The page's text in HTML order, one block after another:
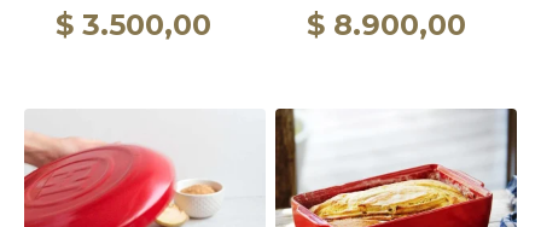
$ 3.500,00 $ 8.900,00